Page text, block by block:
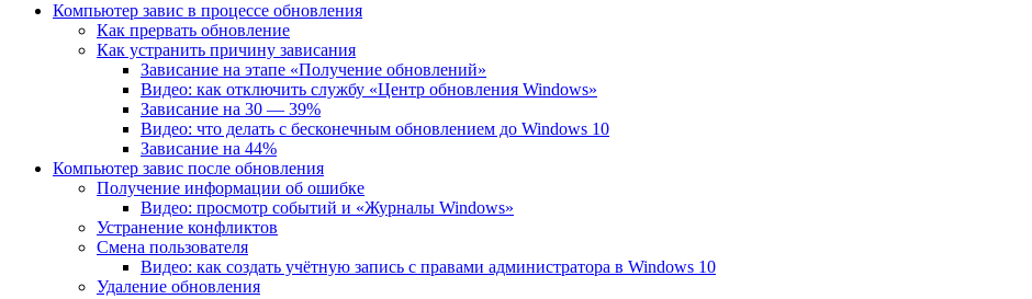
Компьютер завис в процессе обновления
Как прервать обновление
Как устранить причину зависания
Зависание на этапе «Получение обновлений»
Видео: как отключить службу «Центр обновления Windows»
Зависание на 30 — 39%
Видео: что делать с бесконечным обновлением до Windows 10
Зависание на 44%
Компьютер завис после обновления
Получение информации об ошибке
Видео: просмотр событий и «Журналы Windows»
Устранение конфликтов
Смена пользователя
Видео: как создать учётную запись с правами администратора в Windows 10
Удаление обновления